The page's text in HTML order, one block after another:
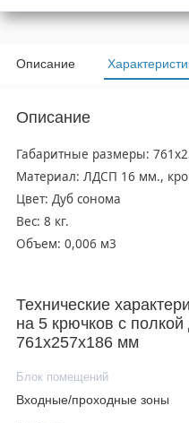
Описание
Описание
Габаритные размеры:
Материал: ЛДСП 16 мм.,
Цвет: Дуб сонома
Вес: 8 кг.
Объем: 0,006 м3
Технические
на 5 крючков с
761х257х186 мм
Блок помещений
Входные/проходные зоны